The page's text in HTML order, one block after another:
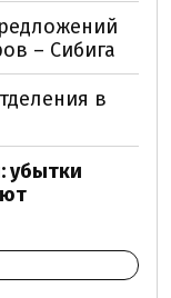
– Сибига
в
убытки